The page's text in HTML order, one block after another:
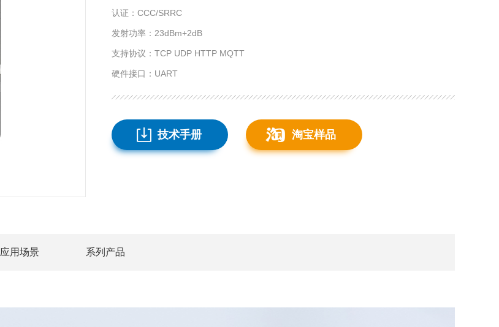
认证：CCC/SRRC
发射功率：23dBm+2dB
支持协议：TCP UDP HTTP MQTT
硬件接口：UART
技术手册 淘宝样品
应用场景 系列产品